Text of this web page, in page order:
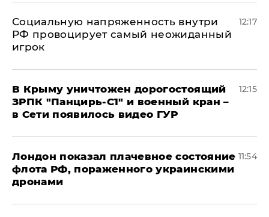
Социальную напряженность внутри
РФ провоцирует самый неожиданный
игрок
12:17
В Крыму уничтожен дорогостоящий
ЗРПК "Панцирь-С1" и военный кран –
в Сети появилось видео ГУР
12:15
Лондон показал плачевное состояние
флота РФ, пораженного украинскими
дронами
11:54